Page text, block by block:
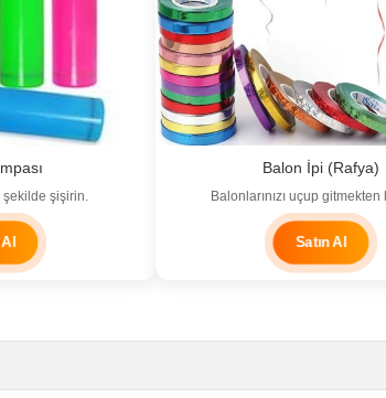
şişirin.
Balon İpi (Rafya)
Balonlarınızı uçup gitmekten
Satın Al